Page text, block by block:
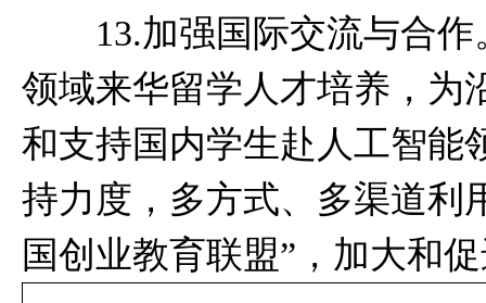
13.加强国际交流与合作
领域来华留学人才培养，为
和支持国内学生赴人工智能
持力度，多方式、多渠道利
国创业教育联盟”，加大和